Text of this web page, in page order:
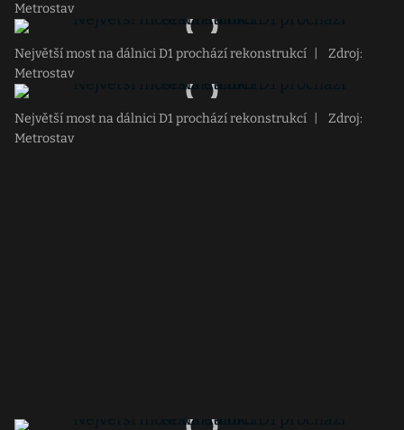
Metrostav
Největší most na dálnici D1 prochází rekonstrukcí
Zdroj:
Metrostav
Největší most na dálnici D1 prochází rekonstrukcí
Zdroj:
Metrostav